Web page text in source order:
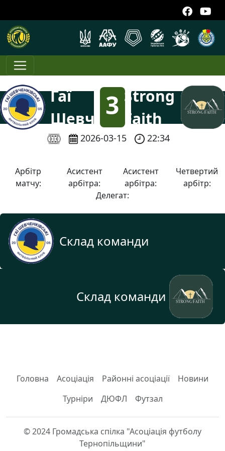
Гаї
Шевченківські
3
:
Strong
Faith
2026-03-15 22:34
Арбітр
матчу:
Асистент
арбітра:
Асистент
арбітра:
Четвертий
арбітр:
Делегат:
Склад команди
Склад команди
Головна Асоціація Районні асоціації
Новини
Турніри
ДЮФЛ Футзал
© 2024 Громадська спілка "Асоціація футболу
Тернопільщини"